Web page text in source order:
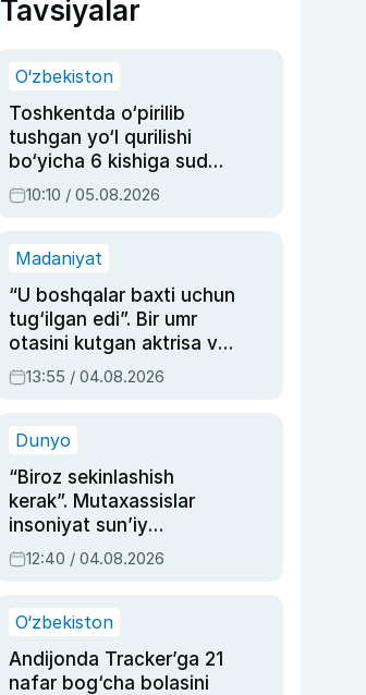
Tavsiyalar
O‘zbekiston
Toshkentda o‘pirilib
tushgan yo‘l qurilishi
bo‘yicha 6 kishiga sud
hukmi o‘qildi
10:10 / 05.08.2026
Madaniyat
“U boshqalar baxti uchun
tug‘ilgan edi”. Bir umr
otasini kutgan aktrisa va
dublyaj ustasi Rimma
Ahmedovaning
13:55 / 04.08.2026
Dunyo
“Biroz sekinlashish
kerak”. Mutaxassislar
insoniyat sun’iy
intellektni boshqara
olmay qolishidan xavotir
12:40 / 04.08.2026
O‘zbekiston
Andijonda Tracker’ga 21
nafar bog‘cha bolasini